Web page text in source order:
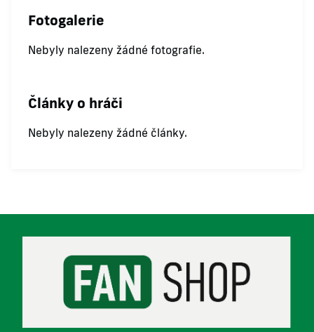
Fotogalerie
Nebyly nalezeny žádné fotografie.
Články o hráči
Nebyly nalezeny žádné články.